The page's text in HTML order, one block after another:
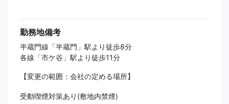
勤務地備考
半蔵門線「半蔵門」駅より徒歩8分
各線「市ケ谷」駅より徒歩11分
【変更の範囲：会社の定める場所】
受動喫煙対策あり(敷地内禁煙)